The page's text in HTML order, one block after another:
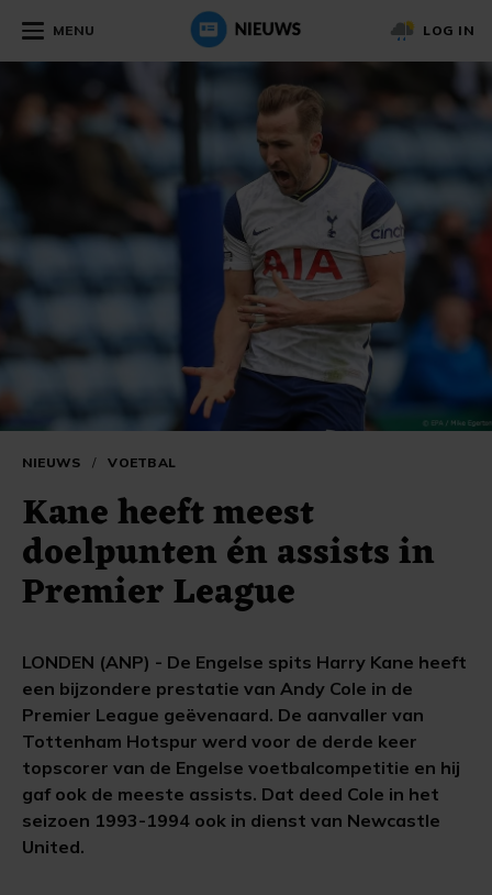
MENU LOG IN
NIEUWS / VOETBAL
Kane heeft meest
doelpunten én assists in
Premier League
LONDEN (ANP) - De Engelse spits Harry Kane heeft
een bijzondere prestatie van Andy Cole in de
Premier League geëvenaard. De aanvaller van
Tottenham Hotspur werd voor de derde keer
topscorer van de Engelse voetbalcompetitie en hij
gaf ook de meeste assists. Dat deed Cole in het
seizoen 1993-1994 ook in dienst van Newcastle
United.